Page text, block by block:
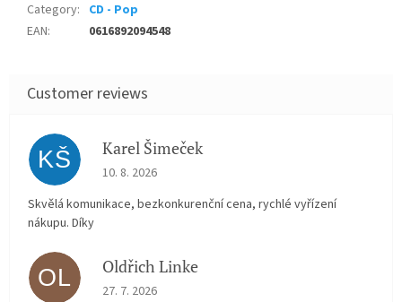
Category: CD - Pop
EAN: 0616892094548
KŠ Karel Šimeček
The store rating is 5 out of 5 stars.
10. 8. 2026
Skvělá komunikace, bezkonkurenční cena, rychlé vyřízení
nákupu. Díky
OL Oldřich Linke
The store rating is 5 out of 5 stars.
27. 7. 2026